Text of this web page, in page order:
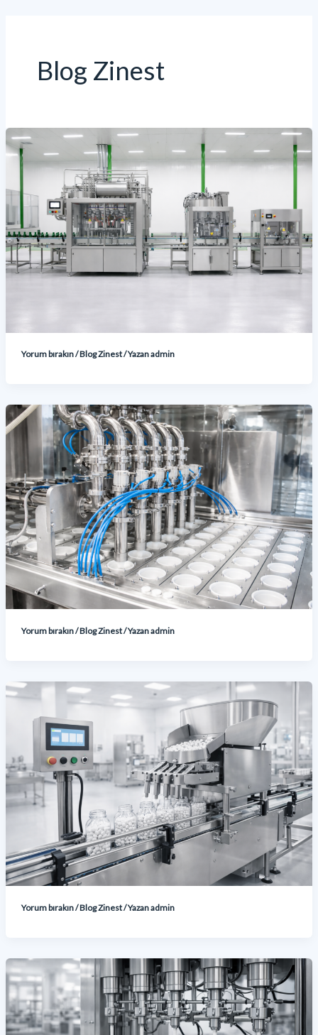
Blog Zinest
Yorum bırakın/Blog Zinest/ Yazanadmin
Yorum bırakın/Blog Zinest/ Yazanadmin
Yorum bırakın/Blog Zinest/ Yazanadmin